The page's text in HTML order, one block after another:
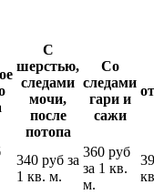
С
шерстью,
следами
мочи,
после
потопа
Со
следами
гари и
сажи
340 руб за
1 кв. м.
360 руб
за 1 кв.
м.